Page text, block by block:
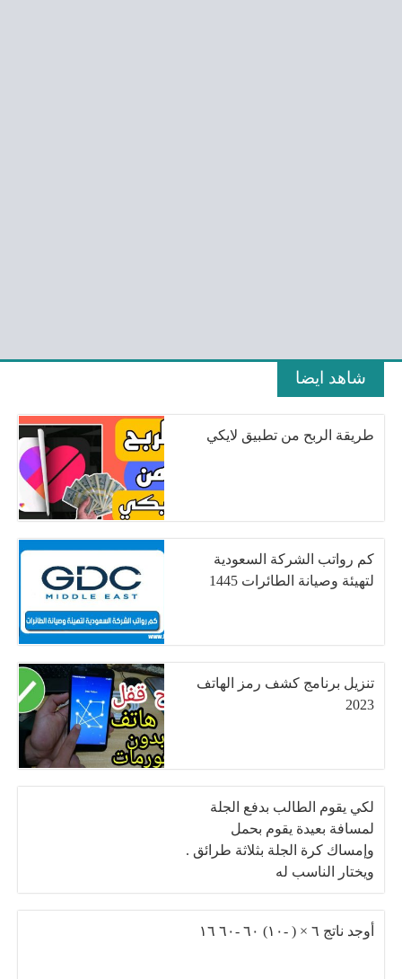
شاهد ايضا
طريقة الربح من تطبيق لايكي
كم رواتب الشركة السعودية
لتهيئة وصيانة الطائرات 1445
تنزيل برنامج كشف رمز الهاتف
2023
لكي يقوم الطالب بدفع الجلة
لمسافة بعيدة يقوم بحمل
وإمساك كرة الجلة بثلاثة طرائق .
ويختار الناسب له
أوجد ناتج ٦ × ( -١٠) ٦٠ -٦٠ ١٦